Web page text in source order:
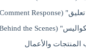
المنتجات والأعمال